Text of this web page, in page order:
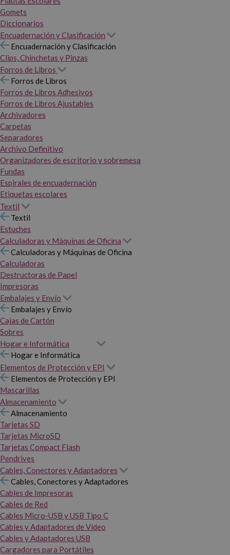
Gomets
Diccionarios
Encuadernación y Clasificación
Encuadernación y Clasificación
Clips, Chinchetas y Pinzas
Forros de Libros
Forros de Libros
Forros de Libros Adhesivos
Forros de Libros Ajustables
Archivadores
Carpetas
Separadores
Archivo Definitivo
Organizadores de escritorio y sobremesa
Fundas
Espirales de encuadernación
Etiquetas escolares
Textil
Textil
Estuches
Calculadoras y Máquinas de Oficina
Calculadoras y Máquinas de Oficina
Calculadoras
Destructoras de Papel
Impresoras
Embalajes y Envío
Embalajes y Envío
Cajas de Cartón
Sobres
Hogar e Informática
Hogar e Informática
Elementos de Protección y EPI
Elementos de Protección y EPI
Mascarillas
Almacenamiento
Almacenamiento
Tarjetas SD
Tarjetas MicroSD
Tarjetas Compact Flash
Pendrives
Cables, Conectores y Adaptadores
Cables, Conectores y Adaptadores
Cables de Impresoras
Cables de Red
Cables Micro-USB y USB Tipo C
Cables y Adaptadores de Vídeo
Cables y Adaptadores USB
Cargadores para Portátiles